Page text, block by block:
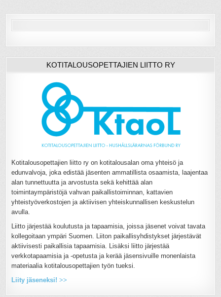
KOTITALOUSOPETTAJIEN LIITTO RY
Kotitalousopettajien liitto ry on kotitalousalan oma yhteisö ja
edunvalvoja, joka edistää jäsenten ammatillista osaamista, laajentaa
alan tunnettuutta ja arvostusta sekä kehittää alan
toimintaympäristöjä vahvan paikallistoiminnan, kattavien
yhteistyöverkostojen ja aktiivisen yhteiskunnallisen keskustelun
avulla.
Liitto järjestää koulutusta ja tapaamisia, joissa jäsenet voivat tavata
kollegoitaan ympäri Suomen. Liiton paikallisyhdistykset järjestävät
aktiivisesti paikallisia tapaamisia. Lisäksi liitto järjestää
verkkotapaamisia ja -opetusta ja kerää jäsensivuille monenlaista
materiaalia kotitalousopettajien työn tueksi.
Liity jäseneksi! >>